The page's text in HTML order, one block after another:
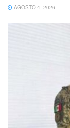
AGOSTO 4, 2026